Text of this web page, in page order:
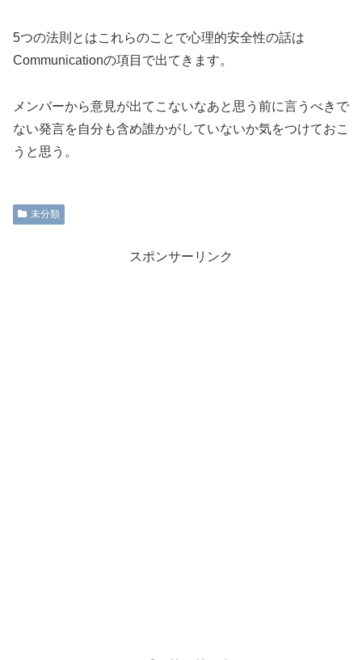
5つの法則とはこれらのことで心理的安全性の話は
Communicationの項目で出てきます。
メンバーから意見が出てこないなあと思う前に言うべきで
ない発言を自分も含め誰かがしていないか気をつけておこ
うと思う。
未分類
スポンサーリンク